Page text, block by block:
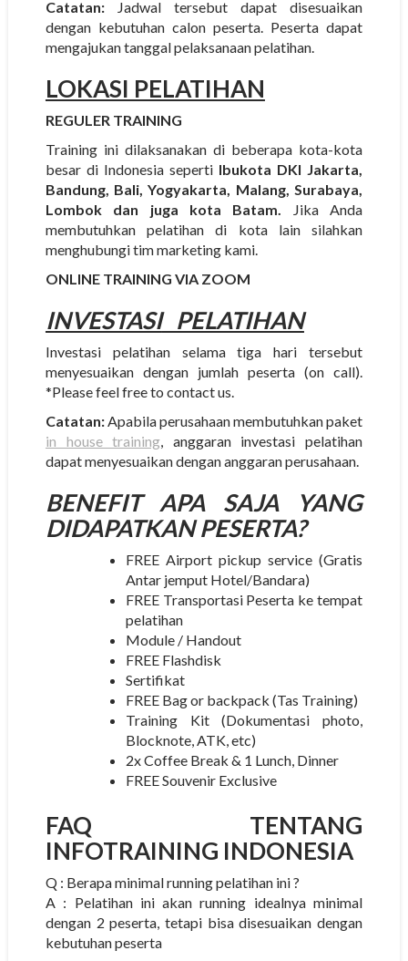
Catatan:Jadwal tersebut dapat disesuaikan
dengan kebutuhan calon peserta. Peserta dapat
mengajukan tanggal pelaksanaan pelatihan.
LOKASI PELATIHAN
REGULER TRAINING
Training ini dilaksanakan di beberapa kota-kota
besar di Indonesia seperti Ibukota DKI Jakarta,
Bandung, Bali, Yogyakarta, Malang, Surabaya,
Lombok dan juga kota Batam. Jika Anda
membutuhkan pelatihan di kota lain silahkan
menghubungi tim marketing kami.
ONLINE TRAINING VIA ZOOM
INVESTASIPELATIHAN
Investasi pelatihan selama tiga hari tersebut
menyesuaikan dengan jumlah peserta (on call).
*Please feel free to contact us.
Catatan:Apabila perusahaan membutuhkan paket
in house training, anggaran investasi pelatihan
dapat menyesuaikan dengan anggaran perusahaan.
BENEFIT APA SAJA YANG
DIDAPATKAN PESERTA?
FREE Airport pickup service (Gratis
Antar jemput Hotel/Bandara)
FREE Transportasi Peserta ke tempat
pelatihan
Module / Handout
FREE Flashdisk
Sertifikat
FREE Bag or backpack (Tas Training)
Training Kit (Dokumentasi photo,
Blocknote, ATK, etc)
2x Coffee Break & 1 Lunch, Dinner
FREE Souvenir Exclusive
FAQ TENTANG
INFOTRAINING INDONESIA
Q : Berapa minimal running pelatihan ini ?
A : Pelatihan ini akan running idealnya minimal
dengan 2 peserta, tetapi bisa disesuaikan dengan
kebutuhan peserta